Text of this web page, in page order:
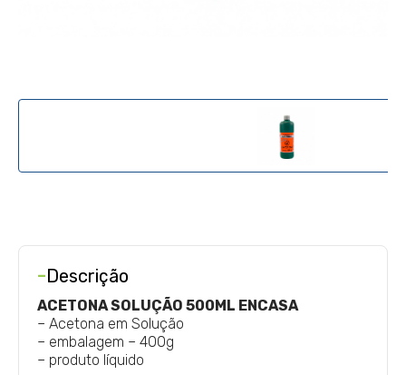
-Descrição
ACETONA SOLUÇÃO 500ML ENCASA
– Acetona em Solução
– embalagem – 400g
– produto líquido